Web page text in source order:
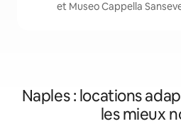
et Museo Cappella
Naples : locations
les mieux